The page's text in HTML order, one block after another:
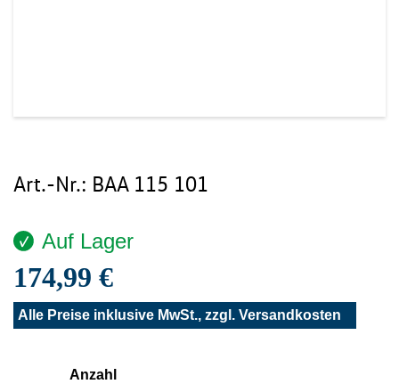
Art.-Nr.: BAA 115 101
Auf Lager
174,99 €
Alle Preise inklusive MwSt., zzgl. Versandkosten
Anzahl